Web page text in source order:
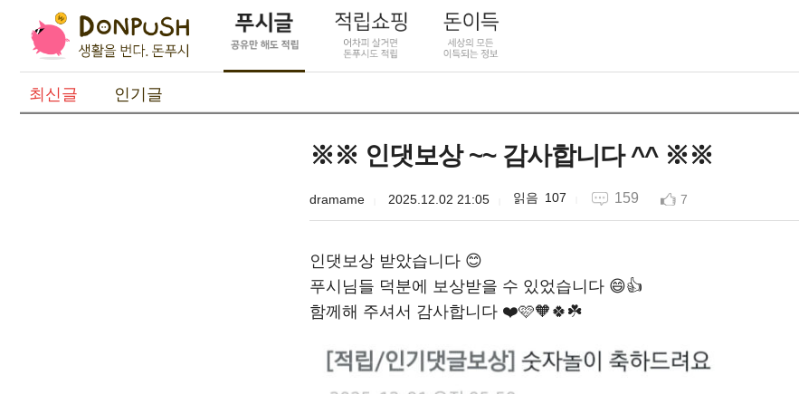
최신글 인기글
※※ 인댓보상 ~~ 감사합니다 ^^ ※※
dramame 2025.12.02 21:05 107 159 7
인댓보상 받았습니다 😊
푸시님들 덕분에 보상받을 수 있었습니다 😄👍
함께해 주셔서 감사합니다 ❤️🩷🧡🍀☘️